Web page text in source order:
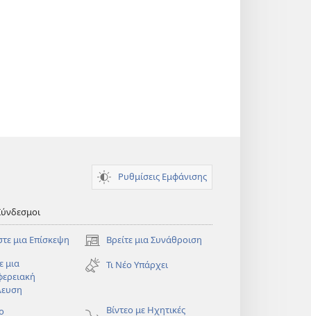
Ρυθμίσεις Εμφάνισης
μια Επίσκεψη Βρείτε μια Συνάθροιση
(ανοίγει
νέο
παράθυρο)
μια
Τι Νέο Υπάρχει
Βίντεο με Ηχητικές